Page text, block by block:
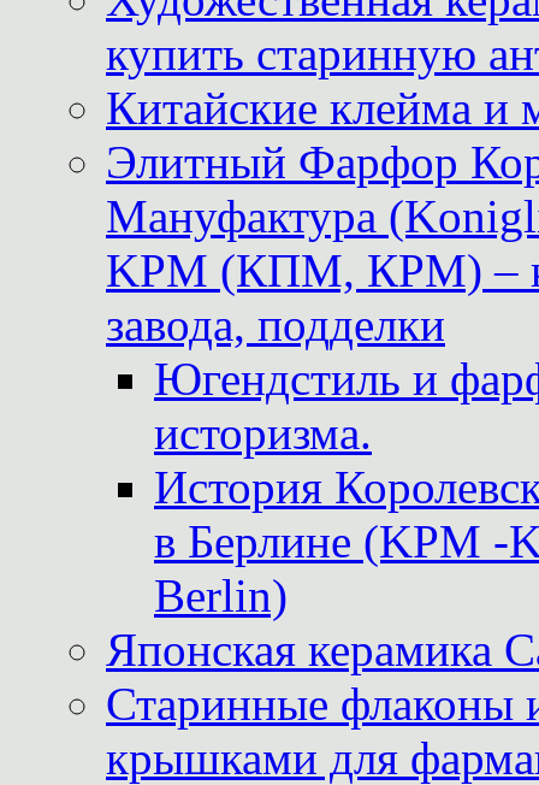
купить старинную
Китайские клейма и
Элитный Фарфор
Мануфактура
KPM (КПМ, КРМ) –
завода, подделки
Югендстиль и
историзма.
История
в Берлине (KPM -
Berlin)
Японская керамика
Старинные флаконы
крышками для